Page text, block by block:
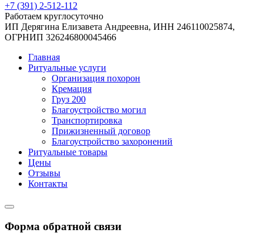
+7 (391) 2-512-112
Работаем круглосуточно
ИП Дерягина Елизавета Андреевна, ИНН 246110025874,
ОГРНИП 326246800045466
Главная
Ритуальные услуги
Организация похорон
Кремация
Груз 200
Благоустройство могил
Транспортировка
Прижизненный договор
Благоустройство захоронений
Ритуальные товары
Цены
Отзывы
Контакты
Форма обратной связи